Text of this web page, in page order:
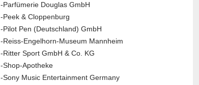
-Parfümerie Douglas GmbH
-Peek & Cloppenburg
-Pilot Pen (Deutschland) GmbH
-Reiss-Engelhorn-Museum Mannheim
-Ritter Sport GmbH & Co. KG
-Shop-Apotheke
-Sony Music Entertainment Germany